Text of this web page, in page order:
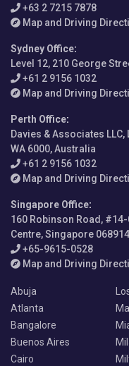
+63 2 7215 7878
Map and Driving
Sydney Office:
Level 12, 210 George
+61 2 9156 1032
Map and Driving
Perth Office:
Davies & Associates
WA 6000, Australia
+61 2 9156 1032
Map and Driving
Singapore Office:
160 Robinson Road,
Centre, Singapore 068914
+65-9615-0528
Map and Driving
Abuja
Atlanta
Bangalore
Buenos Aires
Cairo